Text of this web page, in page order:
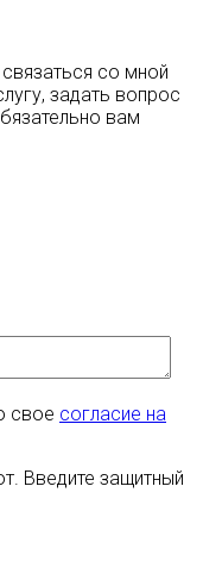
со мной
задать вопрос
вам
свое согласие на
Введите защитный